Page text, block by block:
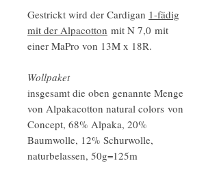
Gestrickt wird der Cardigan 1-fädig
mit der Alpacotton mit N 7,0 mit
einer MaPro von 13M x 18R.
Wollpaket
insgesamt die oben genannte Menge
von Alpakacotton natural colors von
Concept, 68% Alpaka, 20%
Baumwolle, 12% Schurwolle,
naturbelassen, 50g=125m